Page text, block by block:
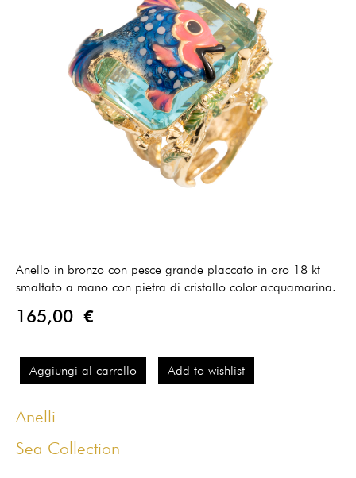
Anello in bronzo con pesce grande placcato in oro 18 kt
smaltato a mano con pietra di cristallo color acquamarina.
165,00 €
Aggiungi al carrello Add to wishlist
Anelli
Sea Collection